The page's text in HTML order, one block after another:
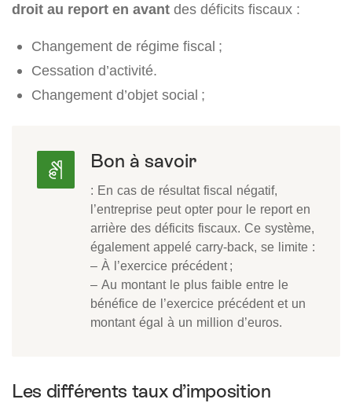
droit au report en avant des déficits fiscaux :
Changement de régime fiscal ;
Cessation d’activité.
Changement d’objet social ;
Bon à savoir
: En cas de résultat fiscal négatif,
l’entreprise peut opter pour le report en
arrière des déficits fiscaux. Ce système,
également appelé carry-back, se limite :
– À l’exercice précédent ;
– Au montant le plus faible entre le
bénéfice de l’exercice précédent et un
montant égal à un million d’euros.
Les différents taux d’imposition